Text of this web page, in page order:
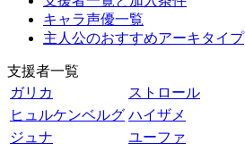
キャラ声優一覧
主人公のおすすめアーキタイプ
支援者一覧
ガリカ
ストロール
ヒュルケンベルグ ハイザメ
ジュナ
ユーファ